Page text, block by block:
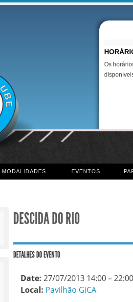
Os
MODALIDADES EVENTOS
DESCIDA DO RIO
DETALHES DO EVENTO
Date: 27/07/2013 14:00–22:00
Local: Pavilhão GiCA